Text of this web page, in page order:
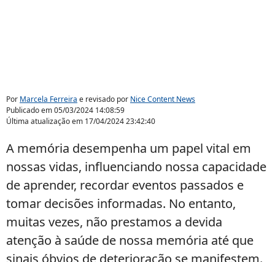
Por Marcela Ferreira e revisado por Nice Content News
Publicado em05/03/2024 14:08:59
Última atualização em 17/04/2024 23:42:40
A memória desempenha um papel vital em
nossas vidas, influenciando nossa capacidade
de aprender, recordar eventos passados e
tomar decisões informadas. No entanto,
muitas vezes, não prestamos a devida
atenção à saúde de nossa memória até que
sinais óbvios de deterioração se manifestem.